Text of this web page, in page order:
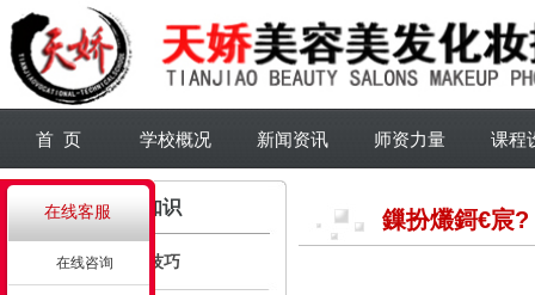
首 页 学校概况 新闻资讯 师资力量 课程
专业知识
摄影技巧
鏁扮爜鎶€宸?
在线客服
在线咨询